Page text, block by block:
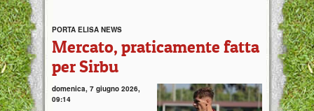
PORTA ELISA NEWS
Mercato, praticamente fatta
per Sirbu
domenica, 7 giugno 2026,
09:14